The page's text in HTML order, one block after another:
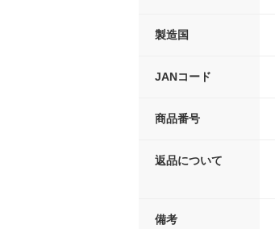
製造国
JANコード
商品番号
返品について
備考